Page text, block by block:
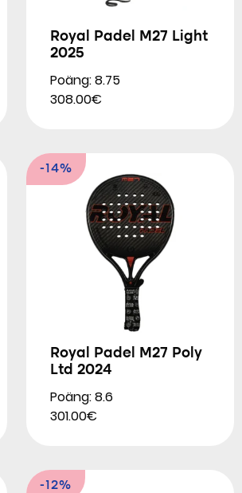
Royal Padel M27 Light
2025
Poäng: 8.75
308.00€
-14%
Royal Padel M27 Poly
Ltd 2024
Poäng: 8.6
301.00€
-12%